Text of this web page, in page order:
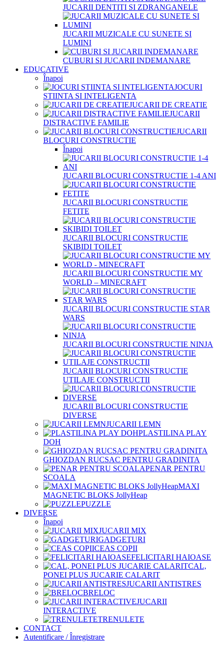
JUCARII DENTITI SI ZDRANGANELE
JUCARII MUZICALE CU SUNETE SI
LUMINI
CUBURI SI JUCARII INDEMANARE
EDUCATIVE
Înapoi
JOCURI
STIINTA SI INTELIGENTA
JUCARII DE CREATIE
JUCARII
DISTRACTIVE FAMILIE
JUCARII
BLOCURI CONSTRUCTIE
Înapoi
JUCARII BLOCURI CONSTRUCTIE 1-4 ANI
JUCARII BLOCURI CONSTRUCTIE
FETITE
JUCARII BLOCURI CONSTRUCTIE
SKIBIDI TOILET
JUCARII BLOCURI CONSTRUCTIE MY
WORLD – MINECRAFT
JUCARII BLOCURI CONSTRUCTIE STAR
WARS
JUCARII BLOCURI CONSTRUCTIE NINJA
JUCARII BLOCURI CONSTRUCTIE
UTILAJE CONSTRUCTII
JUCARII BLOCURI CONSTRUCTIE
DIVERSE
JUCARII LEMN
PLASTILINA PLAY
DOH
GHIOZDAN RUCSAC PENTRU GRADINITA
PENAR PENTRU
SCOALA
MAXI
MAGNETIC BLOKS JollyHeap
PUZZLE
DIVERSE
Înapoi
JUCARII MIX
GADGETURI
CEAS COPII
FELICITARI HAIOASE
CAL,
PONEI PLUS JUCARIE CALARIT
JUCARII ANTISTRES
BRELOC
JUCARII
INTERACTIVE
TRENULETE
CONTACT
Autentificare / Înregistrare